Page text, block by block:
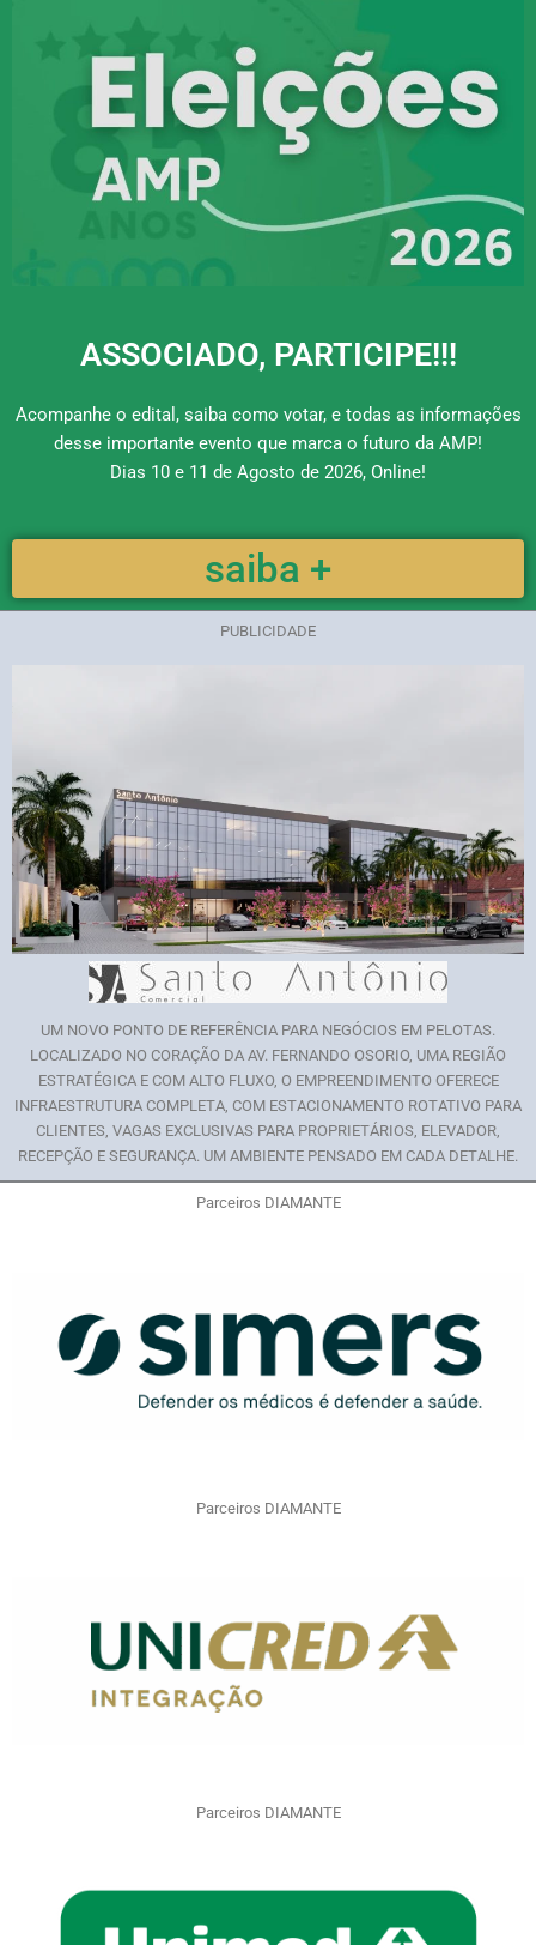
ASSOCIADO, PARTICIPE!!!
Acompanhe o edital, saiba como votar, e todas as informações
desse importante evento que marca o futuro da AMP!
Dias 10 e 11 de Agosto de 2026, Online!
saiba +
PUBLICIDADE
UM NOVO PONTO DE REFERÊNCIA PARA NEGÓCIOS EM PELOTAS.
LOCALIZADO NO CORAÇÃO DA AV. FERNANDO OSORIO, UMA REGIÃO
ESTRATÉGICA E COM ALTO FLUXO, O EMPREENDIMENTO OFERECE
INFRAESTRUTURA COMPLETA, COM ESTACIONAMENTO ROTATIVO PARA
CLIENTES, VAGAS EXCLUSIVAS PARA PROPRIETÁRIOS, ELEVADOR,
RECEPÇÃO E SEGURANÇA. UM AMBIENTE PENSADO EM CADA DETALHE.
Parceiros DIAMANTE
Parceiros DIAMANTE
Parceiros DIAMANTE